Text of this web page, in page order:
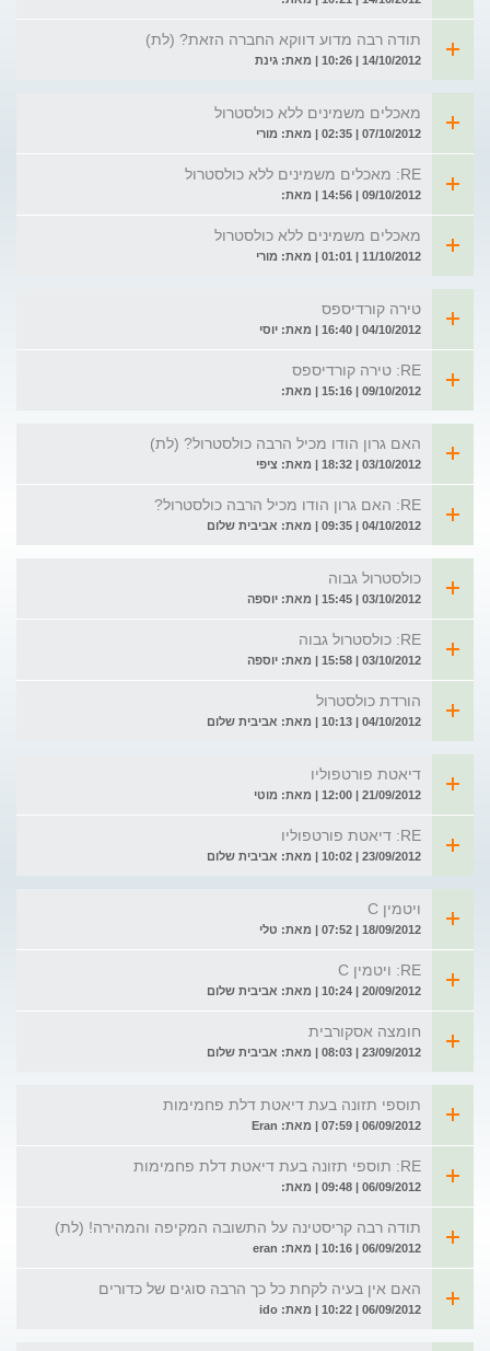
תודה רבה מדוע דווקא החברה הזאת? (לת)
14/10/2012 | 10:26 | מאת: גינת
מאכלים משמינים ללא כולסטרול
07/10/2012 | 02:35 | מאת: מורי
RE: מאכלים משמינים ללא כולסטרול
09/10/2012 | 14:56 | מאת:
מאכלים משמינים ללא כולסטרול
11/10/2012 | 01:01 | מאת: מורי
טירה קורדיספס
04/10/2012 | 16:40 | מאת: יוסי
RE: טירה קורדיספס
09/10/2012 | 15:16 | מאת:
האם גרון הודו מכיל הרבה כולסטרול? (לת)
03/10/2012 | 18:32 | מאת: ציפי
RE: האם גרון הודו מכיל הרבה כולסטרול?
04/10/2012 | 09:35 | מאת: אביבית שלום
כולסטרול גבוה
03/10/2012 | 15:45 | מאת: יוספה
RE: כולסטרול גבוה
03/10/2012 | 15:58 | מאת: יוספה
הורדת כולסטרול
04/10/2012 | 10:13 | מאת: אביבית שלום
דיאטת פורטפוליו
21/09/2012 | 12:00 | מאת: מוטי
RE: דיאטת פורטפוליו
23/09/2012 | 10:02 | מאת: אביבית שלום
ויטמין C
18/09/2012 | 07:52 | מאת: טלי
RE: ויטמין C
20/09/2012 | 10:24 | מאת: אביבית שלום
חומצה אסקורבית
23/09/2012 | 08:03 | מאת: אביבית שלום
תוספי תזונה בעת דיאטת דלת פחמימות
06/09/2012 | 07:59 | מאת: Eran
RE: תוספי תזונה בעת דיאטת דלת פחמימות
06/09/2012 | 09:48 | מאת:
תודה רבה קריסטינה על התשובה המקיפה והמהירה! (לת)
06/09/2012 | 10:16 | מאת: eran
האם אין בעיה לקחת כל כך הרבה סוגים של כדורים
06/09/2012 | 10:22 | מאת: ido